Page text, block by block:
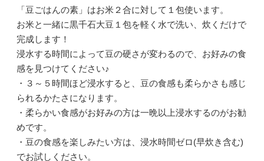
「豆ごはんの素」はお米２合に対して１包使います。
お米と一緒に黒千石大豆１包を軽く水で洗い、炊くだけで
完成します！
浸水する時間によって豆の硬さが変わるので、お好みの食
感を見つけてください♪
・３～５時間ほど浸水すると、豆の食感も柔らかさも感じ
られるかたさになります。
・柔らかい食感がお好みの方は一晩以上浸水するのがお勧
めです。
・豆の食感を楽しみたい方は、浸水時間ゼロ(早炊き含む)
でお試しください。